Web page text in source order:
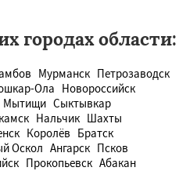
городах области:
Мурманск Петрозаводск
Ола Новороссийск
Мытищи Сыктывкар
Нальчик Шахты
Королёв Братск
Оскол Ангарск Псков
Прокопьевск Абакан